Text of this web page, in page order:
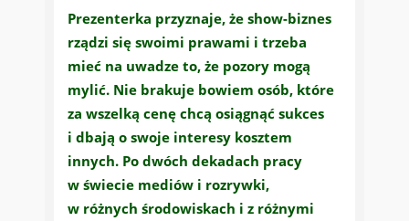
Prezenterka przyznaje, że show-biznes
rządzi się swoimi prawami i trzeba
mieć na uwadze to, że pozory mogą
mylić. Nie brakuje bowiem osób, które
za wszelką cenę chcą osiągnąć sukces
i dbają o swoje interesy kosztem
innych. Po dwóch dekadach pracy
w świecie mediów i rozrywki,
w różnych środowiskach i z różnymi